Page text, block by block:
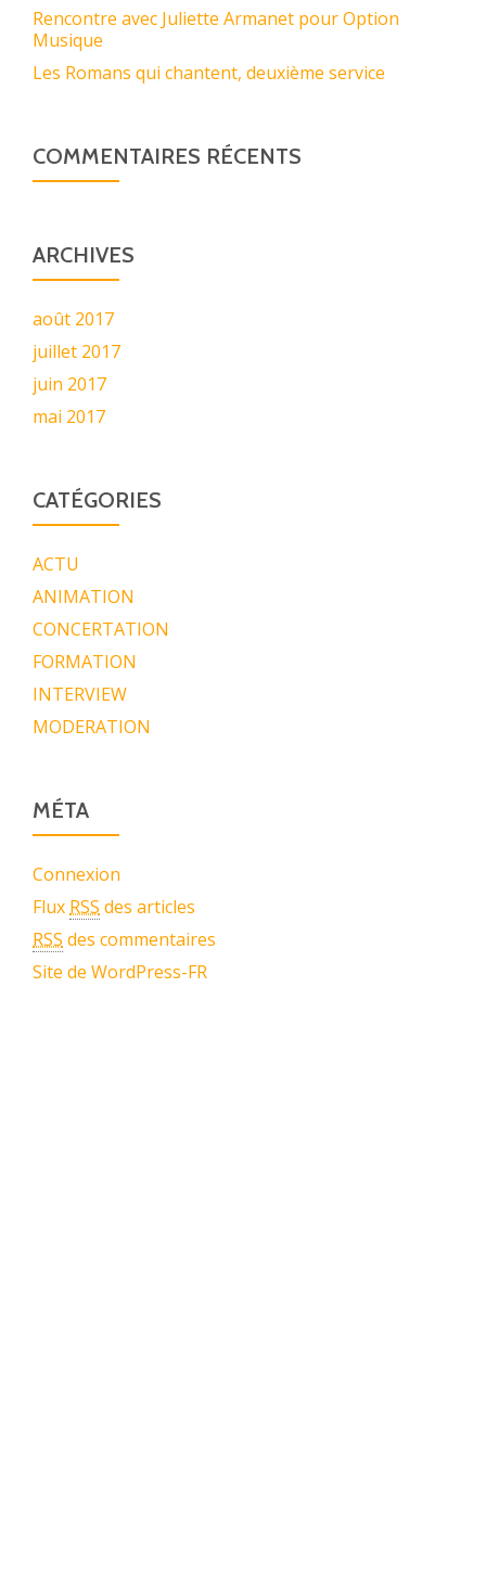
Rencontre avec Juliette Armanet pour Option
Musique
Les Romans qui chantent, deuxième service
COMMENTAIRES RÉCENTS
ARCHIVES
août 2017
juillet 2017
juin 2017
mai 2017
CATÉGORIES
ACTU
ANIMATION
CONCERTATION
FORMATION
INTERVIEW
MODERATION
MÉTA
Connexion
Flux RSS des articles
RSS des commentaires
Site de WordPress-FR